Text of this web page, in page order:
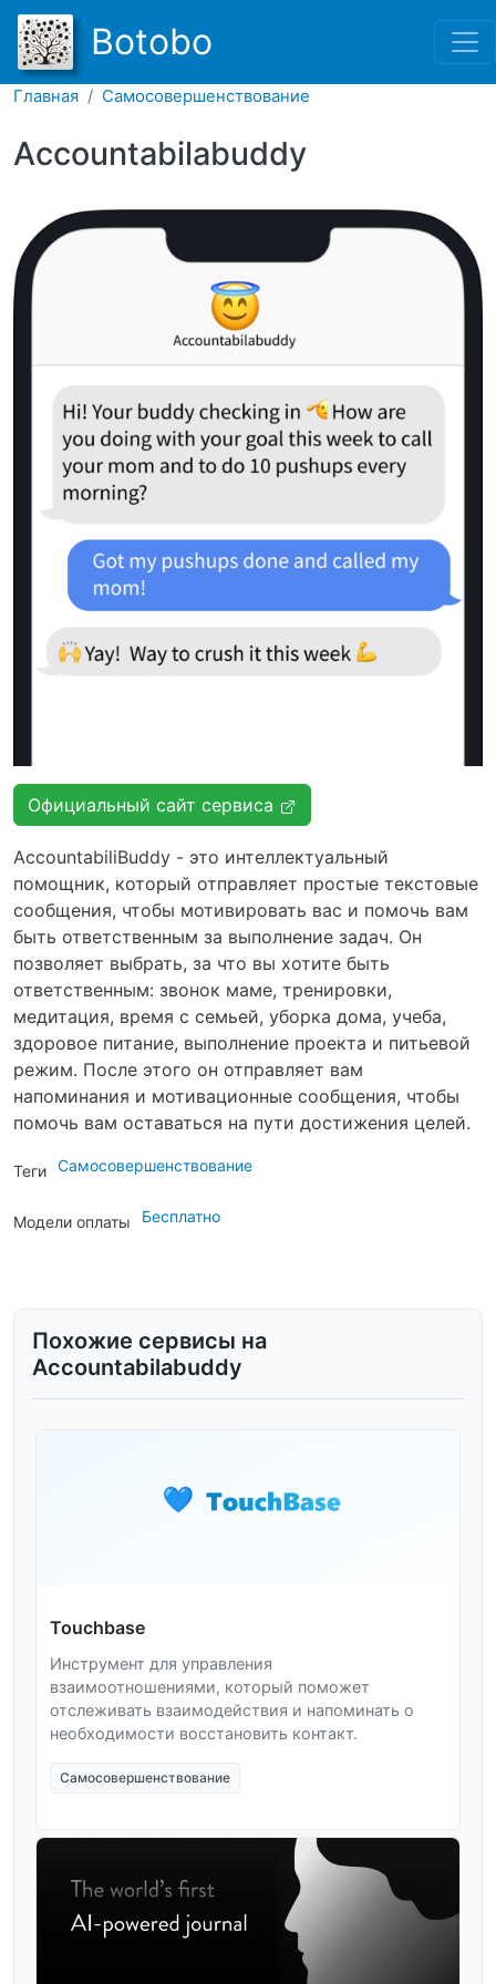
Перейти к основному
Botobo
Главная Самосовершенствование
Accountabilabuddy
Официальный сайт сервиса
AccountabiliBuddy - это интеллектуальный
помощник, который отправляет простые текстовые
сообщения, чтобы мотивировать вас и помочь вам
быть ответственным за выполнение задач. Он
позволяет выбрать, за что вы хотите быть
ответственным: звонок маме, тренировки,
медитация, время с семьей, уборка дома, учеба,
здоровое питание, выполнение проекта и питьевой
режим. После этого он отправляет вам
напоминания и мотивационные сообщения, чтобы
помочь вам оставаться на пути достижения целей.
Теги Самосовершенствование
Модели оплаты Бесплатно
Похожие сервисы на
Accountabilabuddy
Touchbase
Инструмент для управления
взаимоотношениями, который поможет
отслеживать взаимодействия и напоминать о
необходимости восстановить контакт.
Самосовершенствование